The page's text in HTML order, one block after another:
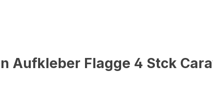
Aufkleber Flagge 4 Stck